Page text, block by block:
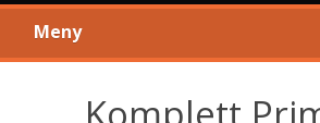
Meny